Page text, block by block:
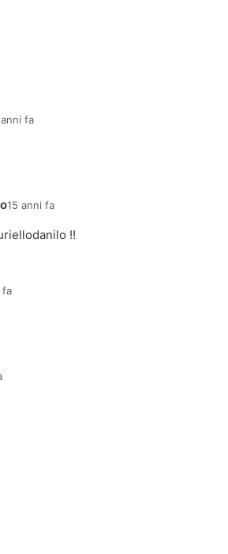
fa
15 anni fa
!!
fa